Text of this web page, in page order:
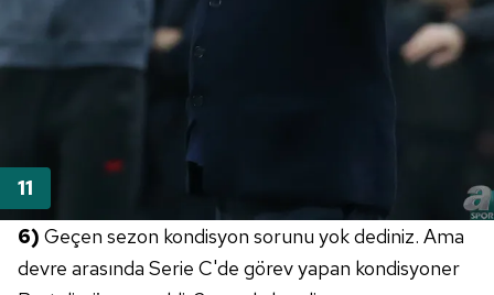
6) Geçen sezon kondisyon sorunu yok dediniz. Ama
devre arasında Serie C'de görev yapan kondisyoner